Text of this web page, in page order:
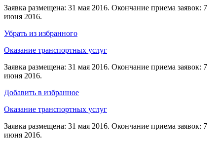
Заявка размещена: 31 мая 2016. Окончание приема заявок: 7
июня 2016.
Убрать из избранного
Оказание транспортных услуг
Заявка размещена: 31 мая 2016. Окончание приема заявок: 7
июня 2016.
Добавить в избранное
Оказание транспортных услуг
Заявка размещена: 31 мая 2016. Окончание приема заявок: 7
июня 2016.